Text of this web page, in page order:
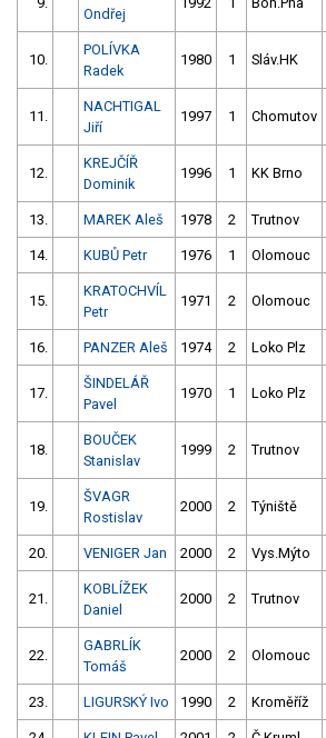
Ondřej
10.
POLÍVKA
Radek
1980 1 Sláv.HK
11.
NACHTIGAL
Jiří
1997 1 Chomutov
12.
KREJČÍŘ
Dominik
1996 1 KK Brno
13. MAREK Aleš 1978 2 Trutnov
14. KUBŮ Petr 1976 1 Olomouc
15.
KRATOCHVÍL
Petr
1971 2 Olomouc
16. PANZER Aleš 1974 2 Loko Plz
17.
ŠINDELÁŘ
Pavel
1970 1 Loko Plz
18.
BOUČEK
Stanislav
1999 2 Trutnov
19.
ŠVAGR
Rostislav
2000 2 Týniště
20. VENIGER Jan 2000 2 Vys.Mýto
21.
KOBLÍŽEK
Daniel
2000 2 Trutnov
22.
GABRLÍK
Tomáš
2000 2 Olomouc
23. LIGURSKÝ Ivo 1990 2 Kroměříž